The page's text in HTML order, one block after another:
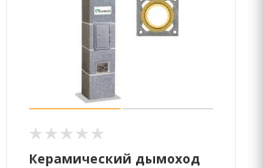
Керамический дымоход